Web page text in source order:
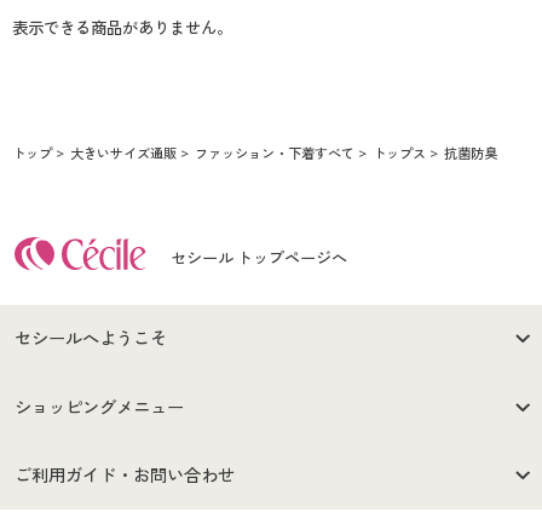
表示できる商品がありません。
トップ 大きいサイズ通販 ファッション・下着すべて トップス 抗菌防臭
セシール トップページへ
セシールへようこそ
はじめての方へ
セシールご利用規約
ショッピングメニュー
商品カテゴリ
ご利用ガイド・お問い合わせ